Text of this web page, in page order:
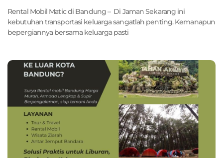
Rental Mobil Matic di Bandung – Di Jaman Sekarang ini
kebutuhan transportasi keluarga sangatlah penting. Kemanapun
bepergiannya bersama keluarga pasti